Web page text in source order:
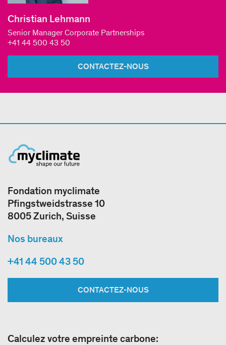
Christian Lehmann
Senior Manager Corporate Partnerships
+41 44 500 43 50
CONTACTEZ-NOUS
Fondation myclimate
Pfingstweidstrasse 10
8005 Zurich, Suisse
Nos bureaux
+41 44 500 43 50
CONTACTEZ-NOUS
Calculez votre empreinte carbone: